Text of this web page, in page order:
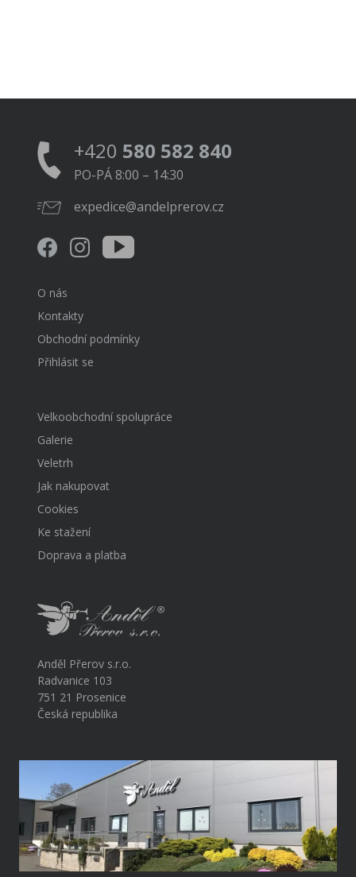
+420 580 582 840
PO-PÁ 8:00 – 14:30
expedice@andelprerov.cz
O nás
Kontakty
Obchodní podmínky
Přihlásit se
Velkoobchodní spolupráce
Galerie
Veletrh
Jak nakupovat
Cookies
Ke stažení
Doprava a platba
Anděl Přerov s.r.o.
Radvanice 103
751 21 Prosenice
Česká republika